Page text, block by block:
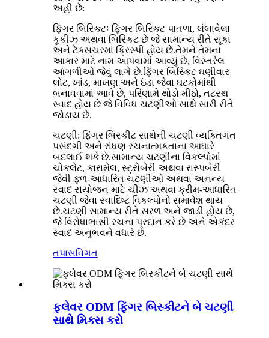
અહીં છે:
ફિંગર બિસ્કિટઃ ફિંગર બિસ્કિટ પાતળા, લંબાવેલા
કૂકીઝ અથવા બિસ્કિટ છે જે સામાન્ય રીતે સૂકા
અને ટેક્સચરમાં ક્રિસ્પી હોય છે.તેમને તેમના
આકાર માટે નામ આપવામાં આવ્યું છે, વિસ્તરેલ
આંગળીઓ જેવું લાગે છે.ફિંગર બિસ્કિટ ઘણીવાર
લોટ, ખાંડ, માખણ અને ઇંડા જેવા ઘટકોમાંથી
બનાવવામાં આવે છે, પરિણામે થોડો મીઠો, તટસ્થ
સ્વાદ હોય છે જે વિવિધ ચટણીઓ સાથે સારી રીતે
જોડાય છે.
ચટણી: ફિંગર બિસ્કીટ સાથેની ચટણી વ્યક્તિગત
પસંદગી અને રાંધણ રચનાત્મકતાના આધારે
બદલાઈ શકે છે.સામાન્ય ચટણીના વિકલ્પોમાં
ચોકલેટ, કારામેલ, સ્ટ્રોબેરી અથવા રાસ્પબેરી
જેવી ફળ-આધારિત ચટણીઓ અથવા અનન્ય
સ્વાદ સંયોજન માટે ચીઝ અથવા ક્રીમ-આધારિત
ચટણી જેવા સ્વાદિષ્ટ વિકલ્પોનો સમાવેશ થાય
છે.ચટણી સામાન્ય રીતે સરળ અને જાડી હોય છે,
જે વિરોધાભાસી રચના પ્રદાન કરે છે અને એકંદર
સ્વાદ અનુભવને વધારે છે.
તપાસવિગત
ફ્લેવર ODM ફિંગર બિસ્કીટને બે ચટણી
સાથે મિક્સ કરો